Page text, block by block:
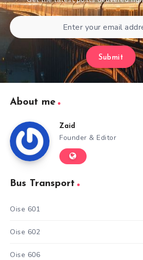
Submit
About me
Zaid
Founder & Editor
Bus Transport
Oise 601
Oise 602
Oise 606